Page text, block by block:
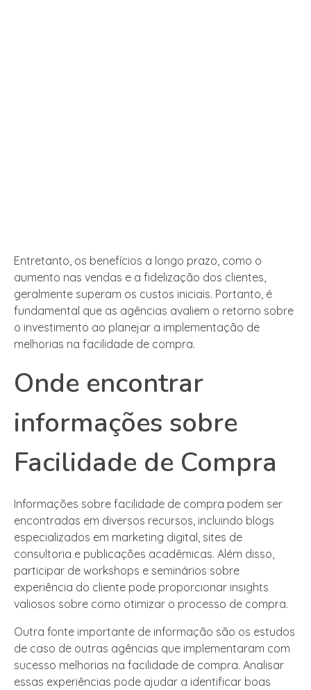
Entretanto, os benefícios a longo prazo, como o
aumento nas vendas e a fidelização dos clientes,
geralmente superam os custos iniciais. Portanto, é
fundamental que as agências avaliem o retorno sobre
o investimento ao planejar a implementação de
melhorias na facilidade de compra.
Onde encontrar
informações sobre
Facilidade de Compra
Informações sobre facilidade de compra podem ser
encontradas em diversos recursos, incluindo blogs
especializados em marketing digital, sites de
consultoria e publicações acadêmicas. Além disso,
participar de workshops e seminários sobre
experiência do cliente pode proporcionar insights
valiosos sobre como otimizar o processo de compra.
Outra fonte importante de informação são os estudos
de caso de outras agências que implementaram com
sucesso melhorias na facilidade de compra. Analisar
essas experiências pode ajudar a identificar boas